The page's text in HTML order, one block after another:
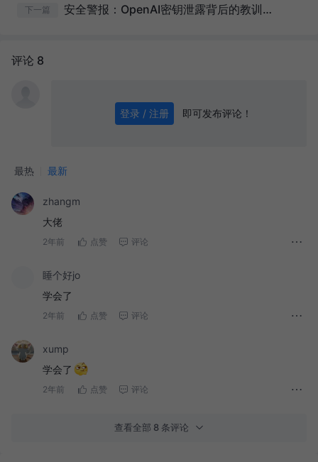
下一篇 安全警报：OpenAI密钥泄露背后的教训与防范升级
评论 8
登录 / 注册 即可发布评论！
最热 最新
zhangm
大佬
2年前 点赞 评论
睡个好jo
学会了
2年前 点赞 评论
xump
学会了
2年前 点赞 评论
查看全部 8 条评论